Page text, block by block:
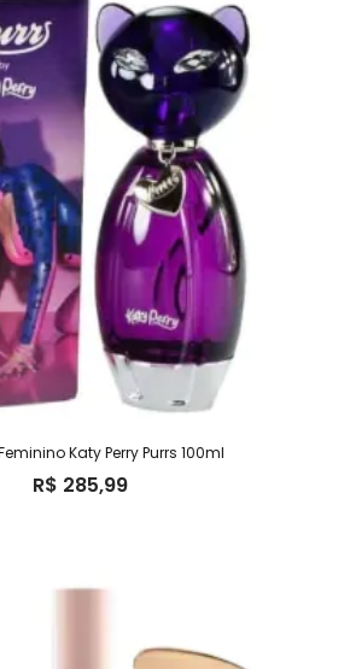
Katy Perry Purrs 100ml
R$ 285,99